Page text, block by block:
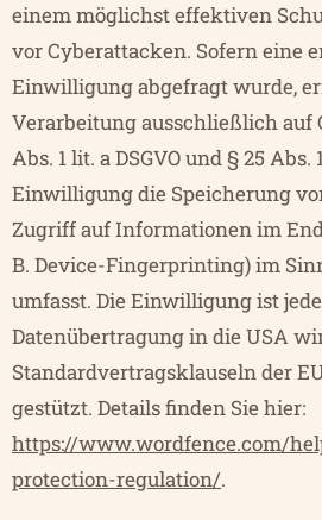
einem möglichst effektiven
vor Cyberattacken. Sofern eine
Einwilligung abgefragt wurde,
Verarbeitung ausschließlich auf
Abs. 1 lit. a DSGVO und § 25 Abs.
Einwilligung die Speicherung
Zugriff auf Informationen im
B. Device-Fingerprinting) im
umfasst. Die Einwilligung ist
Datenübertragung in die USA
Standardvertragsklauseln der
gestützt. Details finden Sie hier:
https://www.wordfence.com/
protection-regulation/.